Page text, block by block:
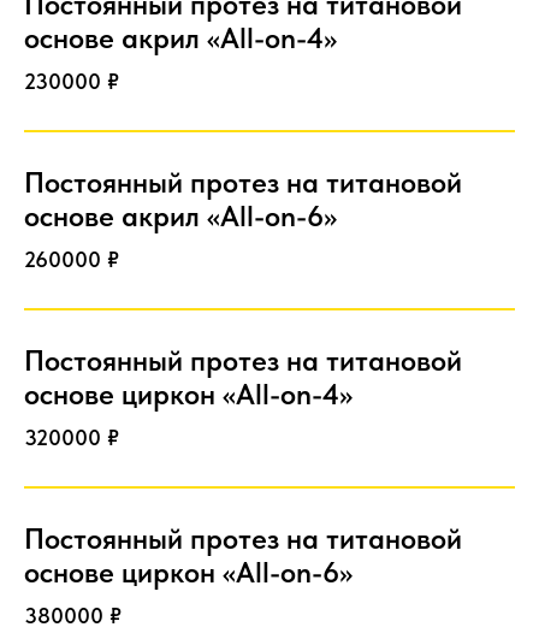
основе акрил «All-on-4»
230000 ₽
Постоянный протез на титановой
основе акрил «All-on-6»
260000 ₽
Постоянный протез на титановой
основе циркон «All-on-4»
320000 ₽
Постоянный протез на титановой
основе циркон «All-on-6»
380000 ₽